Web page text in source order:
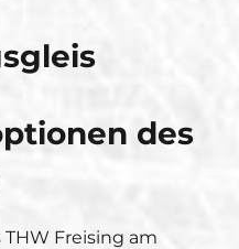
des
Freising am